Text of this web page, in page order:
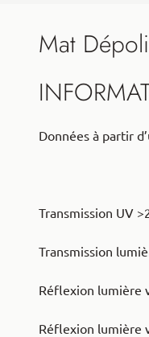
Mat Dépoli
Données à partir
Transmission UV
Transmission
Réflexion lumière
Réflexion lumière